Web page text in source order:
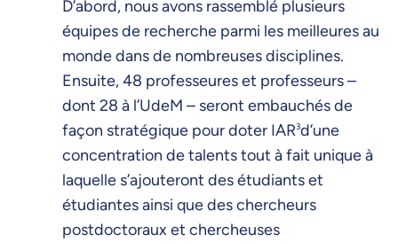
D’abord, nous avons rassemblé plusieurs
équipes de recherche parmi les meilleures au
monde dans de nombreuses disciplines.
Ensuite, 48 professeures et professeurs –
dont 28 à l’UdeM – seront embauchés de
façon stratégique pour doter IAR3d’une
concentration de talents tout à fait unique à
laquelle s’ajouteront des étudiants et
étudiantes ainsi que des chercheurs
postdoctoraux et chercheuses